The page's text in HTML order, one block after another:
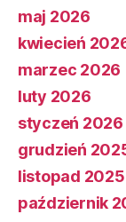
maj 2026
kwiecień
marzec 2026
luty 2026
styczeń 2026
grudzień
listopad 2025
październik